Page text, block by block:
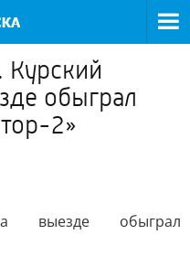
обыграл
2»
выезде обыграл